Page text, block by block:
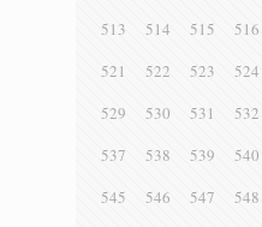
513
514 515 516
521
522 523 524
529
530 531 532
537
538 539 540
545
546 547 548